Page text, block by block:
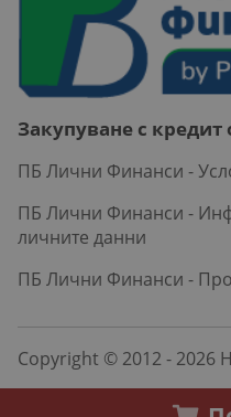
Закупуване с
ПБ Лични Финанси -
ПБ Лични Финанси -
личните данни
ПБ Лични Финанси -
Copyright © 2012 -